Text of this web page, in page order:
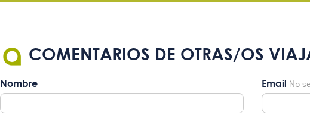
COMENTARIOS DE OTRAS/OS
Nombre Email No